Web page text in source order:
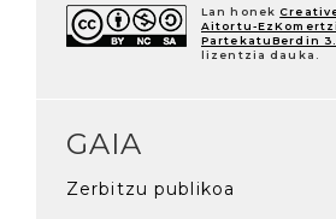
Lan honek
Aitortu-
PartekatuBerdin
lizentzia dauka.
GAIA
Zerbitzu publikoa